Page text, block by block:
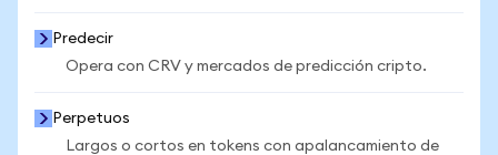
Predecir
Opera con CRV y mercados de predicción cripto.
Perpetuos
Largos o cortos en tokens con apalancamiento de